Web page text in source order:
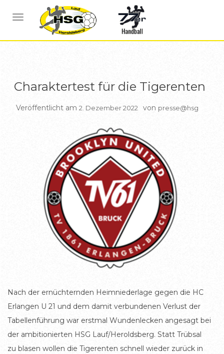
NAVIGATION UMSCHALTEN
BERICHTE HSG1
Charaktertest für die Tigerenten
Veröffentlicht am 2. Dezember 2022 von presse@hsg
Nach der ernüchternden Heimniederlage gegen die HC
Erlangen U 21 und dem damit verbundenen Verlust der
Tabellenführung war erstmal Wundenlecken angesagt bei
der ambitionierten HSG Lauf/Heroldsberg. Statt Trübsal
zu blasen wollen die Tigerenten schnell wieder zurück in